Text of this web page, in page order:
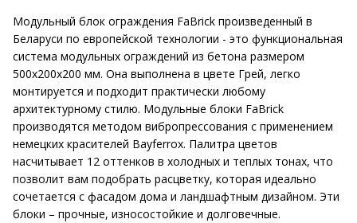
Модульный блок ограждения FaBrick произведенный в
Беларуси по европейской технологии - это функциональная
система модульных ограждений из бетона размером
500х200х200 мм. Она выполнена в цвете Грей, легко
монтируется и подходит практически любому
архитектурному стилю. Модульные блоки FaBrick
производятся методом вибропрессования с применением
немецких красителей Bayferrox. Палитра цветов
насчитывает 12 оттенков в холодных и теплых тонах, что
позволит вам подобрать расцветку, которая идеально
сочетается с фасадом дома и ландшафтным дизайном. Эти
блоки – прочные, износостойкие и долговечные.